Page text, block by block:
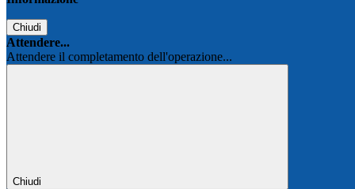
Chiudi
Attendere...
Attendere il completamento dell'operazione...
Chiudi